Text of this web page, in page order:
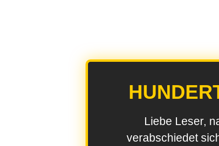
Liebe Leser,
verabschiedet